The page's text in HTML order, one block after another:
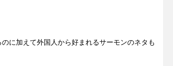
に加えて外国人から好まれるサーモンのネタも